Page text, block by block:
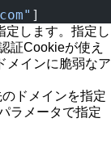
]
定します。指定し
証Cookieが使え
メインに脆弱なア
ドメインを指定
ラメータで指定